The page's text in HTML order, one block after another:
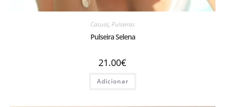
Casual, Pulseiras
Pulseira Selena
21.00€
Adicionar